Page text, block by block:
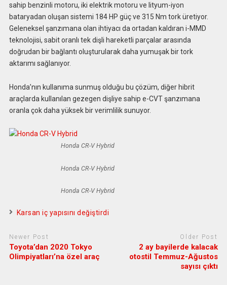
sahip benzinli motoru, iki elektrik motoru ve lityum-iyon
bataryadan oluşan sistemi 184 HP güç ve 315 Nm tork üretiyor.
Geleneksel şanzımana olan ihtiyacı da ortadan kaldıran i-MMD
teknolojisi, sabit oranlı tek dişli hareketli parçalar arasında
doğrudan bir bağlantı oluşturularak daha yumuşak bir tork
aktarımı sağlanıyor.
Honda’nın kullanıma sunmuş olduğu bu çözüm, diğer hibrit
araçlarda kullanılan gezegen dişliye sahip e-CVT şanzımana
oranla çok daha yüksek bir verimlilik sunuyor.
Honda CR-V Hybrid
Honda CR-V Hybrid
Honda CR-V Hybrid
Karsan iç yapısını değiştirdi
Newer Post
Toyota’dan 2020 Tokyo
Olimpiyatları’na özel araç
Older Post
2 ay bayilerde kalacak
otostil Temmuz-Ağustos
sayısı çıktı